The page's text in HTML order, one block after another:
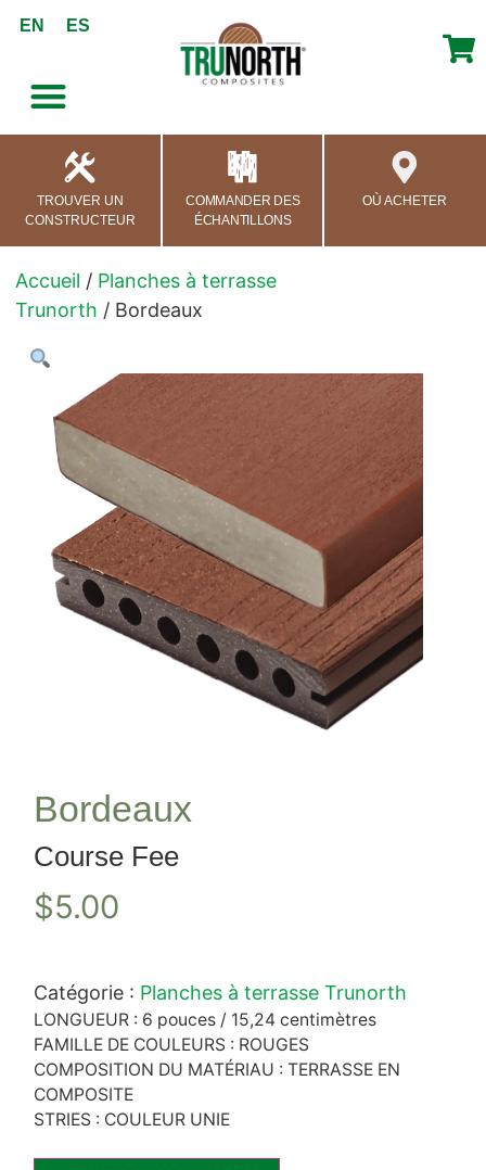
principal
EN ES
TROUVER UN
CONSTRUCTEUR
COMMANDER DES
ÉCHANTILLONS
OÙ ACHETER
Accueil / Planches à terrasse
Trunorth / Bordeaux
Bordeaux
Course Fee
$5.00
Catégorie : Planches à terrasse Trunorth
LONGUEUR : 6 pouces / 15,24 centimètres
FAMILLE DE COULEURS : ROUGES
COMPOSITION DU MATÉRIAU : TERRASSE EN
COMPOSITE
STRIES : COULEUR UNIE